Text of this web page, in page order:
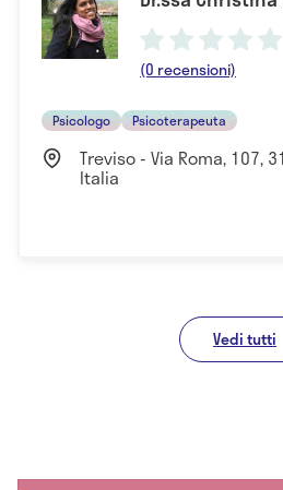
(0 recensioni)
Psicologo Psicoterapeuta
Treviso - Via Roma, 107,
Italia
Vedi tutti